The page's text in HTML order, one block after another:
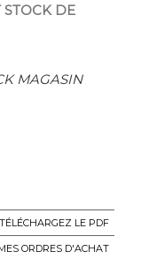
STOCK DE
MAGASIN
TÉLÉCHARGEZ LE PDF
ORDRES D'ACHAT